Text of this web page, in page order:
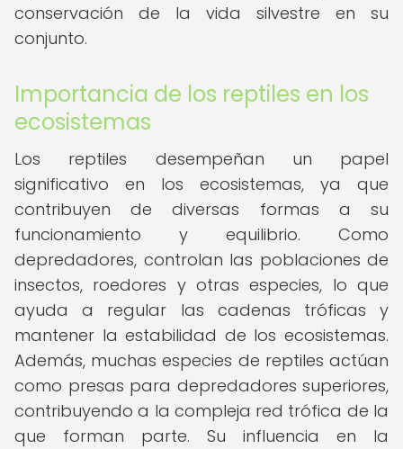
conservación de la vida silvestre en su
conjunto.
Importancia de los reptiles en los
ecosistemas
Los reptiles desempeñan un papel
significativo en los ecosistemas, ya que
contribuyen de diversas formas a su
funcionamiento y equilibrio. Como
depredadores, controlan las poblaciones de
insectos, roedores y otras especies, lo que
ayuda a regular las cadenas tróficas y
mantener la estabilidad de los ecosistemas.
Además, muchas especies de reptiles actúan
como presas para depredadores superiores,
contribuyendo a la compleja red trófica de la
que forman parte. Su influencia en la